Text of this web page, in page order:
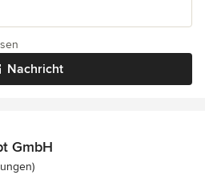
Nachricht
GmbH
5 von 5 Sternen